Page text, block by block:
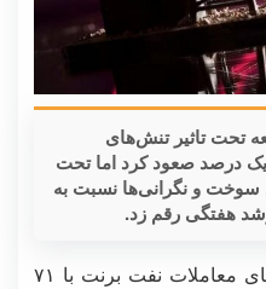
تحت تاثیر تنش‌های
یک درصد صعود کرد اما تحت
سوخت و نگرانی‌ها نسبت به
هفتگی رقم زد.
؛ بهای معاملات نفت برنت با ۷۱